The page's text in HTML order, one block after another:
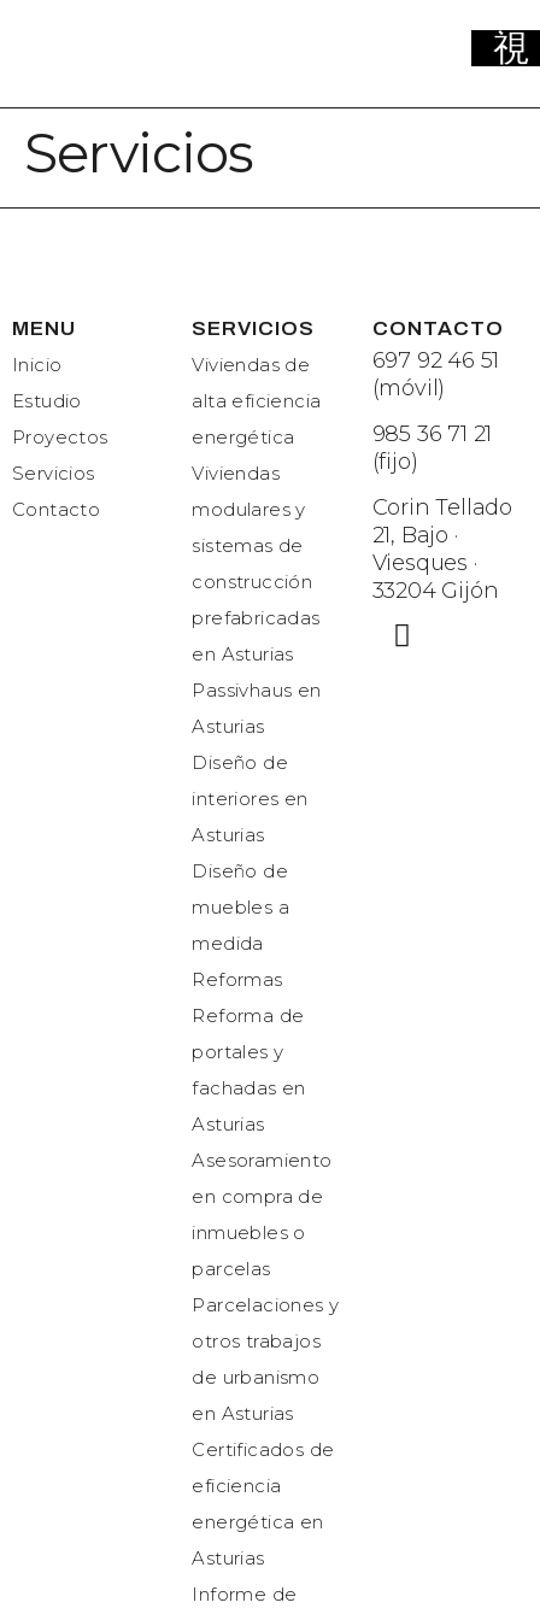
Servicios
MENU
Inicio
Estudio
Proyectos
Servicios
Contacto
SERVICIOS
Viviendas de
alta eficiencia
energética
Viviendas
modulares y
sistemas de
construcción
prefabricadas
en Asturias
Passivhaus en
Asturias
Diseño de
interiores en
Asturias
Diseño de
muebles a
medida
Reformas
Reforma de
portales y
fachadas en
Asturias
Asesoramiento
en compra de
inmuebles o
parcelas
Parcelaciones y
otros trabajos
de urbanismo
en Asturias
Certificados de
eficiencia
energética en
Asturias
Informe de
CONTACTO
697 92 46 51
(móvil)
985 36 71 21
(fijo)
Corin Tellado
21, Bajo ·
Viesques ·
33204 Gijón